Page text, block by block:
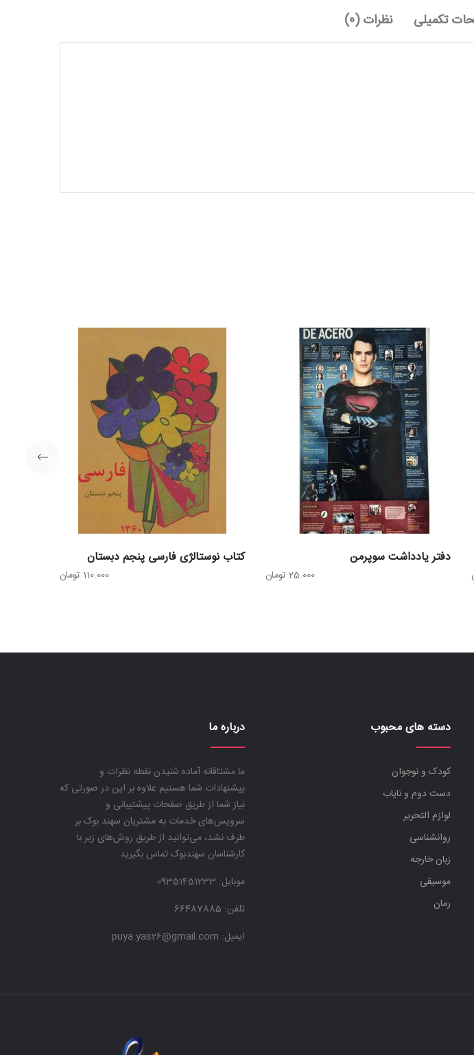
تکمیلی نظرات (0)
دفتر یادداشت سوپرمن
25.000 تومان
کتاب نوستالژی فارسی پنجم دبستان
110.000 تومان
دسته های محبوب
کودک و نوجوان
دست دوم و نایاب
لوازم التحریر
روانشناسی
زبان خارجه
موسیقی
رمان
درباره ما
ما مشتاقانه آماده شنیدن نقطه نظرات و
پیشنهادات شما هستیم علاوه بر این در صورتی که
نیاز شما از طریق صفحات پیشتیبانی و
سرویس‌های خدمات به مشتریان سهند بوک بر
طرف نشد، می‌توانید از طریق روش‌های زیر با
کارشناسان سهندبوک تماس بگیرید.
موبایل:
تلفن: 66487885
ایمیل: puya.yas26@gmail.com